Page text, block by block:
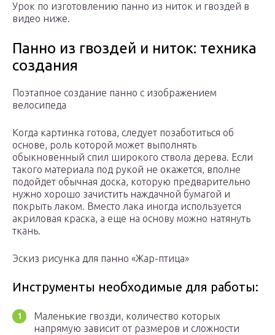
Урок по изготовлению панно из ниток и гвоздей в
видео ниже.
Панно из гвоздей и ниток: техника
создания
Поэтапное создание панно с изображением
велосипеда
Когда картинка готова, следует позаботиться об
основе, роль которой может выполнять
обыкновенный спил широкого ствола дерева. Если
такого материала под рукой не окажется, вполне
подойдет обычная доска, которую предварительно
нужно хорошо зачистить наждачной бумагой и
покрыть лаком. Вместо лака иногда используется
акриловая краска, а еще на основу можно натянуть
ткань.
Эскиз рисунка для панно «Жар-птица»
Инструменты необходимые для работы:
Маленькие гвозди, количество которых
напрямую зависит от размеров и сложности